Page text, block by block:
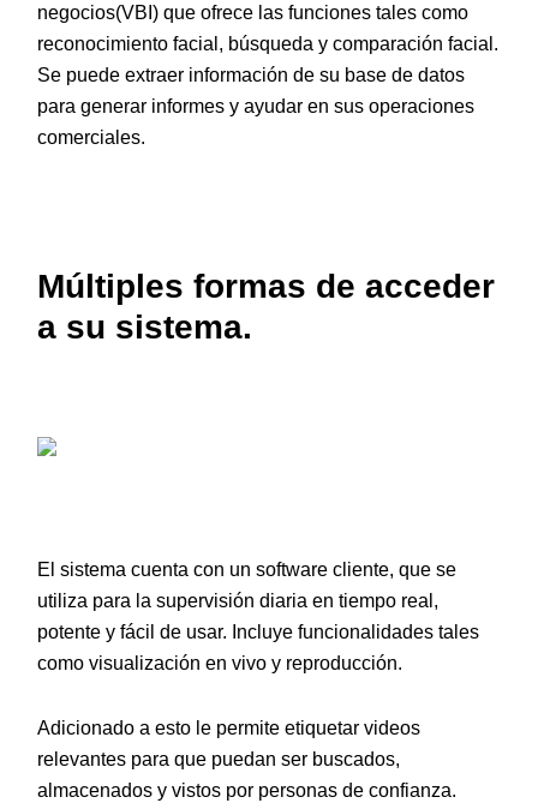
negocios(VBI) que ofrece las funciones tales como
reconocimiento facial, búsqueda y comparación facial.
Se puede extraer información de su base de datos
para generar informes y ayudar en sus operaciones
comerciales.
Múltiples formas de acceder
a su sistema.
El sistema cuenta con un software cliente, que se
utiliza para la supervisión diaria en tiempo real,
potente y fácil de usar. Incluye funcionalidades tales
como visualización en vivo y reproducción.
Adicionado a esto le permite etiquetar videos
relevantes para que puedan ser buscados,
almacenados y vistos por personas de confianza.